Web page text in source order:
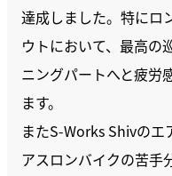
達成しました。特にロ
ウトにおいて、最高の
ニングパートへと疲労
ます。
またS-Works Shivの
アスロンバイクの苦手